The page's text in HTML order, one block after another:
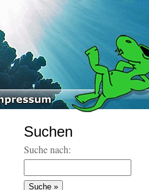
Suchen
Suche nach: